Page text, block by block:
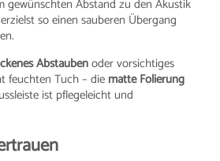
gewünschten Abstand zu den Akustik
so einen sauberen Übergang
Abstaubenoder vorsichtiges
feuchten Tuch – die matte Folierung
ist pflegeleicht und